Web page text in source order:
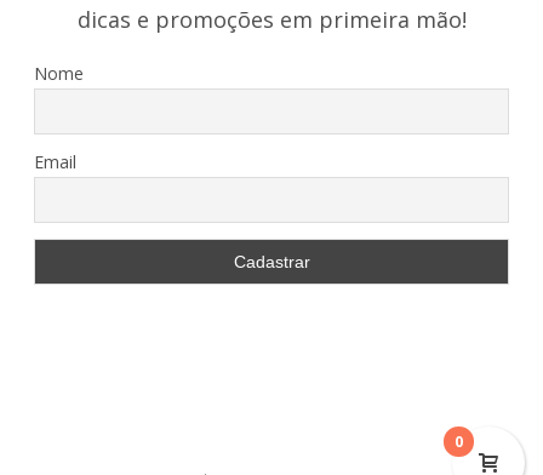
dicas e promoções em primeira mão!
Nome
Email
0